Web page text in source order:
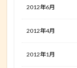
2012年6月
2012年4月
2012年1月